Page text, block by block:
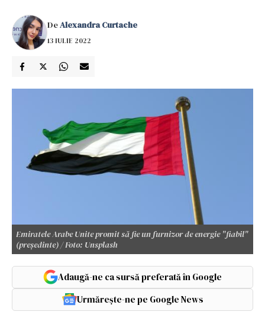
DeAlexandra Curtache
13 IULIE 2022
Emiratele Arabe Unite promit să fie un furnizor de energie "fiabil"
(preşedinte) / Foto: Unsplash
Adaugă-ne ca sursă preferată în Google
Urmărește-ne pe Google News